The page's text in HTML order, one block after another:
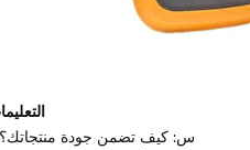
1.س: كيف تضمن جودة منتجاتك؟